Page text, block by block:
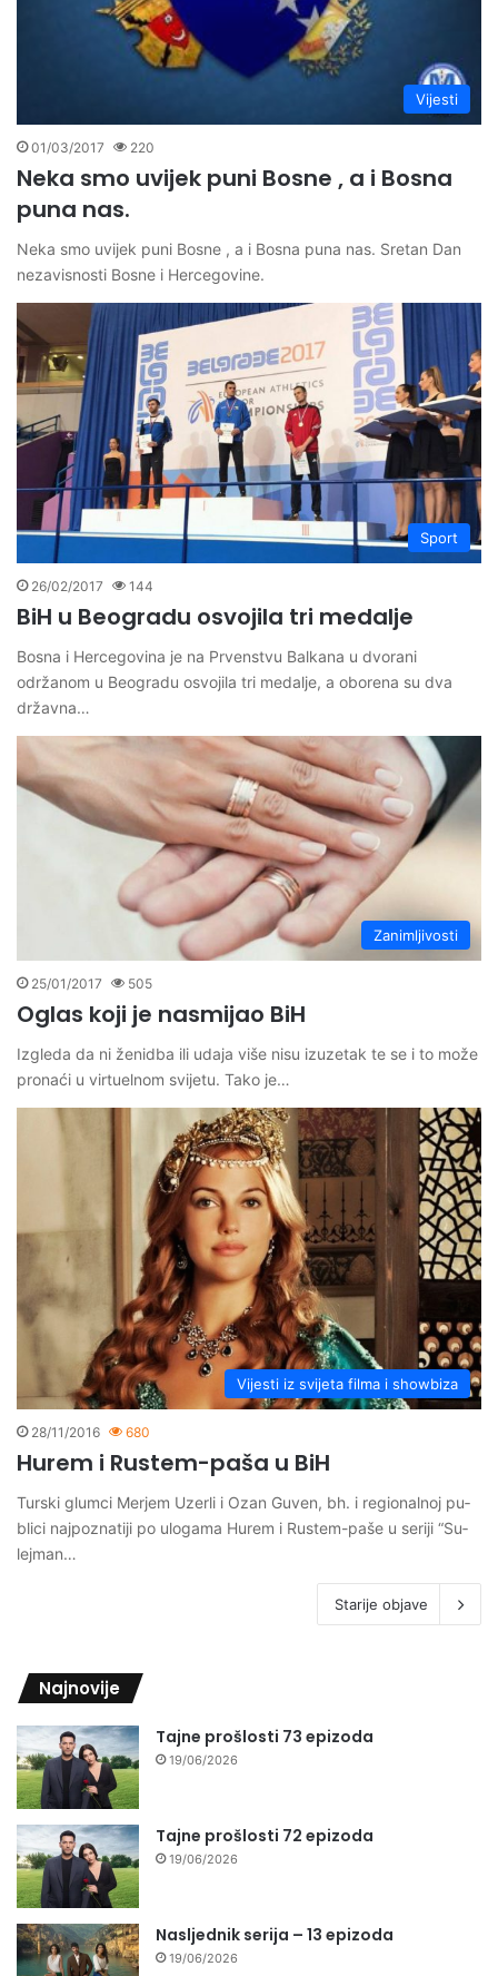
Vijesti
01/03/2017 220
Neka smo uvijek puni Bosne , a i Bosna
puna nas.
Neka smo uvijek puni Bosne , a i Bosna puna nas. Sretan Dan
nezavisnosti Bosne i Hercegovine.
Sport
26/02/2017 144
BiH u Beogradu osvojila tri medalje
Bosna i Hercegovina je na Prvenstvu Balkana u dvorani
održanom u Beogradu osvojila tri medalje, a oborena su dva
državna…
Zanimljivosti
25/01/2017 505
Oglas koji je nasmijao BiH
Izgleda da ni ženidba ili udaja više nisu izuzetak te se i to može
pronaći u virtuelnom svijetu. Tako je…
Vijesti iz svijeta filma i showbiza
28/11/2016 680
Hu­rem i Rus­tem-pa­ša u BiH
Tur­ski glum­ci Mer­jem Uzer­li i Ozan Gu­ven, bh. i re­gi­onal­noj pu­
bli­ci naj­po­zna­ti­ji po ulo­ga­ma Hu­rem i Rus­tem-pa­še u se­ri­ji “Su­
lej­man…
Starije objave
Najnovije
Tajne prošlosti 73 epizoda
19/06/2026
Tajne prošlosti 72 epizoda
19/06/2026
Nasljednik serija – 13 epizoda
19/06/2026